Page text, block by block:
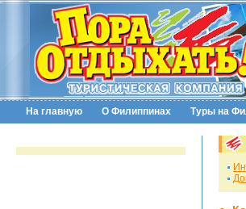
На главную О Филиппинах Туры на